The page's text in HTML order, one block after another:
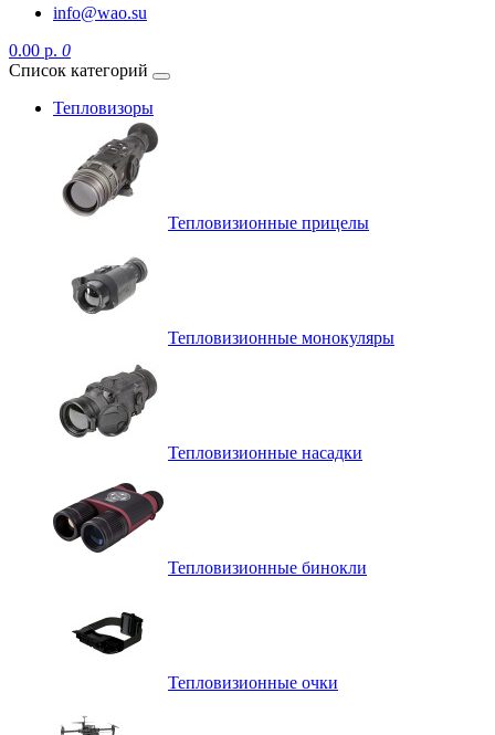
info@wao.su
0.00 р. 0
Список категорий
Тепловизоры
Тепловизионные прицелы
Тепловизионные монокуляры
Тепловизионные насадки
Тепловизионные бинокли
Тепловизионные очки